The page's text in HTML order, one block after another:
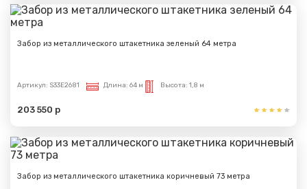
Забор из металлического штакетника зеленый 64 метра
Артикул: S33E2681 Длина: 64 м Высота: 1,8 м
203 550 р
Забор из металлического штакетника коричневый 73 метра